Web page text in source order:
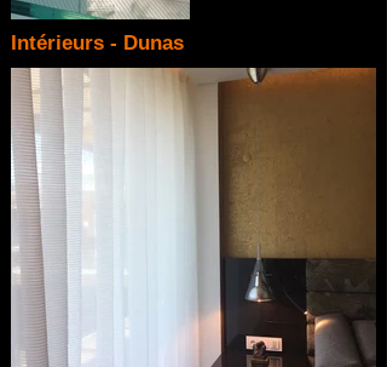
Intérieurs - Dunas